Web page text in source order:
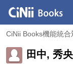
CiNii Books機能統
田中, 秀央